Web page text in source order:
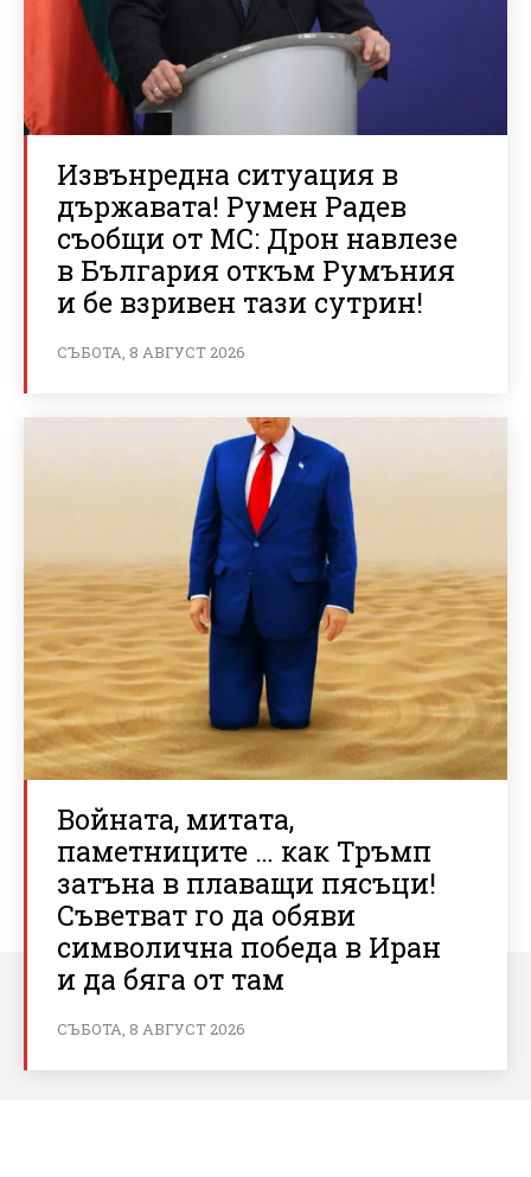
Извънредна ситуация в
държавата! Румен Радев
съобщи от МС: Дрон навлезе
в България откъм Румъния
и бе взривен тази сутрин!
СЪБОТА, 8 АВГУСТ 2026
Войната, митата,
паметниците … как Тръмп
затъна в плаващи пясъци!
Съветват го да обяви
символична победа в Иран
и да бяга от там
СЪБОТА, 8 АВГУСТ 2026